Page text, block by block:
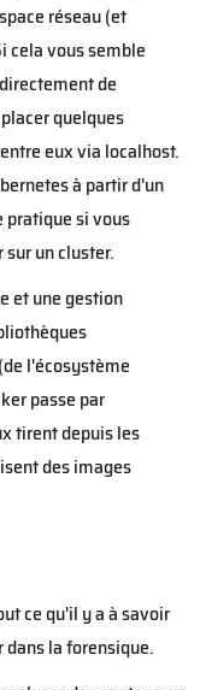
réseau (et
cela vous semble
de
quelques
eux via localhost.
à partir d'un
pratique si vous
un cluster.
et une gestion
(de l'écosystème
passe par
tirent depuis les
des images
ce qu'il y a à savoir
la forensique.